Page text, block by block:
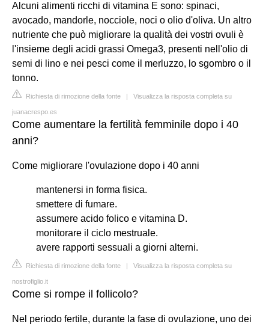
Alcuni alimenti ricchi di vitamina E sono: spinaci,
avocado, mandorle, nocciole, noci o olio d'oliva. Un altro
nutriente che può migliorare la qualità dei vostri ovuli è
l'insieme degli acidi grassi Omega3, presenti nell'olio di
semi di lino e nei pesci come il merluzzo, lo sgombro o il
tonno.
Richiesta di rimozione della fonte | Visualizza la risposta completa su
juanacrespo.es
Come aumentare la fertilità femminile dopo i 40
anni?
Come migliorare l'ovulazione dopo i 40 anni
mantenersi in forma fisica.
smettere di fumare.
assumere acido folico e vitamina D.
monitorare il ciclo mestruale.
avere rapporti sessuali a giorni alterni.
Richiesta di rimozione della fonte | Visualizza la risposta completa su
nostrofiglio.it
Come si rompe il follicolo?
Nel periodo fertile, durante la fase di ovulazione, uno dei